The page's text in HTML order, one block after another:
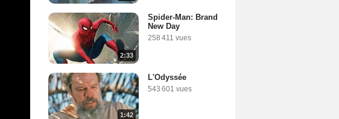
2:33
Spider-Man: Brand
New Day
258 411 vues
1:42
L'Odyssée
543 601 vues